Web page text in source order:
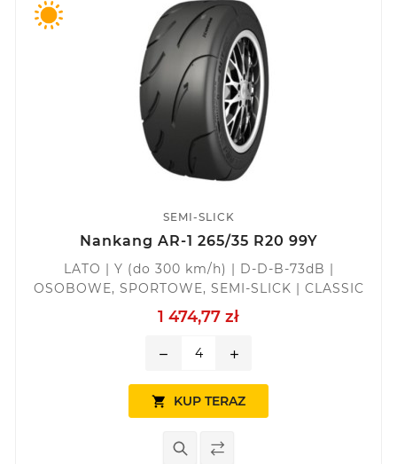
SEMI-SLICK
Nankang AR-1 265/35 R20 99Y
LATO | Y (do 300 km/h) | D-D-B-73dB |
OSOBOWE, SPORTOWE, SEMI-SLICK | CLASSIC
1 474,77 zł
remove add
 KUP TERAZ